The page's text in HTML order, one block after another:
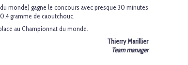
monde) gagne le concours avec presque 30 minutes
gramme de caoutchouc.
au Championnat du monde.
Thierry Marillier
Team manager